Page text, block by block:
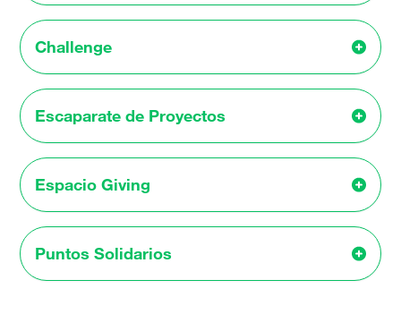
Challenge
Escaparate de Proyectos
Espacio Giving
Puntos Solidarios